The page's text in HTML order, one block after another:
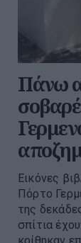
Πάνω
Εικόνες
Πόρτο
της
σπίτια